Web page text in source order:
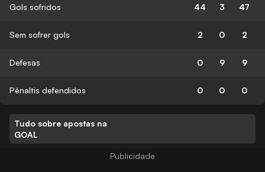
Gols sofridos 44 3 47
Sem sofrer gols 2 0 2
Defesas 0 9 9
Pênaltis defendidos 0 0 0
Tudo sobre apostas na
GOAL